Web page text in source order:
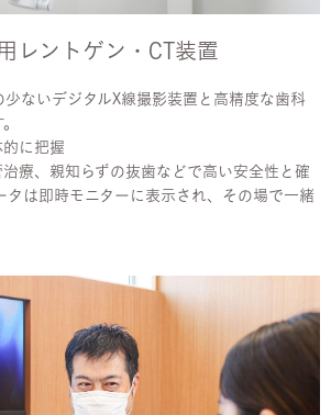
レントゲン・CT装置
少ないデジタルX線撮影装置と高精度な歯科
的に把握
治療、親知らずの抜歯などで高い安全性と確
は即時モニターに表示され、その場で一緒